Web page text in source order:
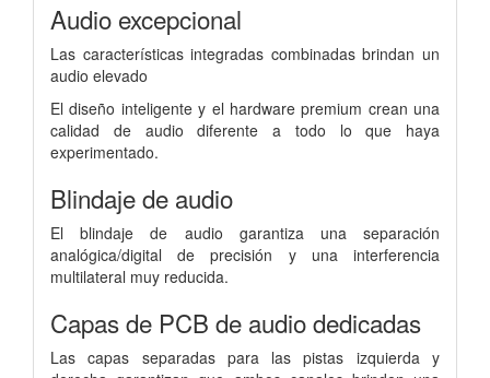
Audio excepcional
Las características integradas combinadas brindan un
audio elevado
El diseño inteligente y el hardware premium crean una
calidad de audio diferente a todo lo que haya
experimentado.
Blindaje de audio
El blindaje de audio garantiza una separación
analógica/digital de precisión y una interferencia
multilateral muy reducida.
Capas de PCB de audio dedicadas
Las capas separadas para las pistas izquierda y